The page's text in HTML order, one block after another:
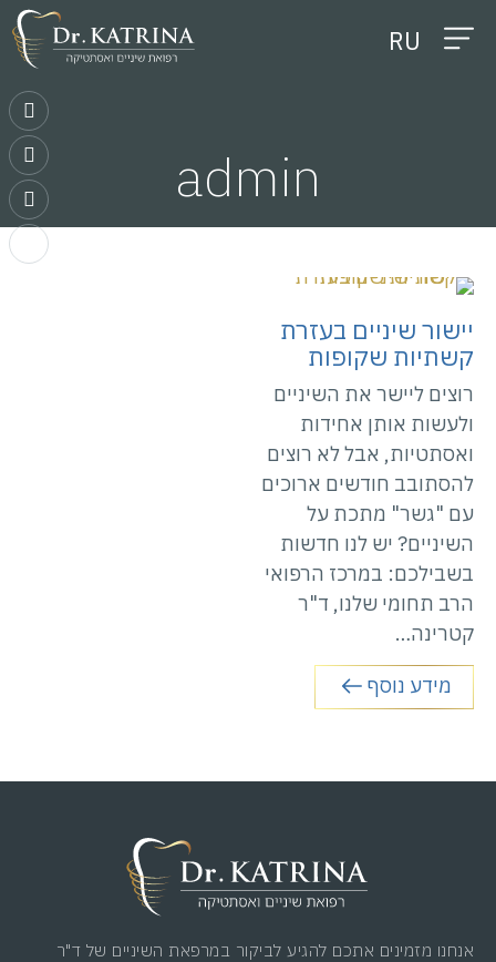
RU
admin
יישור שיניים בעזרת
קשתיות שקופות
רוצים ליישר את השיניים
ולעשות אותן אחידות
ואסתטיות, אבל לא רוצים
להסתובב חודשים ארוכים
עם "גשר" מתכת על
השיניים? יש לנו חדשות
בשבילכם: במרכז הרפואי
הרב תחומי שלנו, ד"ר
קטרינה…
מידע נוסף
אנחנו מזמינים אתכם להגיע לביקור במרפאת השיניים של ד"ר